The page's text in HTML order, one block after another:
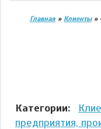
Главная » Клиенты»
Категории:
предприятия,